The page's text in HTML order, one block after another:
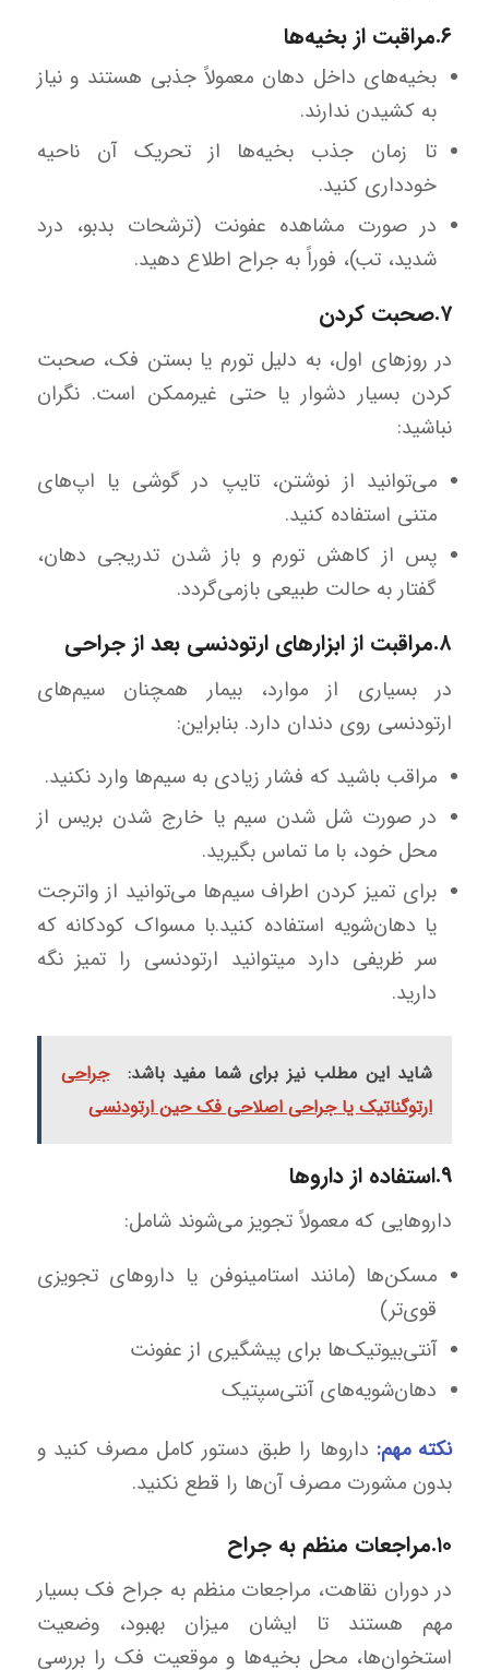
۶.مراقبت از بخیه‌ها
بخیه‌های داخل دهان معمولاً جذبی هستند و نیاز
به کشیدن ندارند.
تا زمان جذب بخیه‌ها از تحریک آن ناحیه
خودداری کنید.
در صورت مشاهده عفونت (ترشحات بدبو، درد
شدید، تب)، فوراً به جراح اطلاع دهید.
۷.صحبت کردن
در روزهای اول، به دلیل تورم یا بستن فک، صحبت
کردن بسیار دشوار یا حتی غیرممکن است. نگران
نباشید:
می‌توانید از نوشتن، تایپ در گوشی یا اپ‌های
متنی استفاده کنید.
پس از کاهش تورم و باز شدن تدریجی دهان،
گفتار به حالت طبیعی بازمی‌گردد.
۸.مراقبت از ابزارهای ارتودنسی بعد از جراحی
در بسیاری از موارد، بیمار همچنان سیم‌های
ارتودنسی روی دندان دارد. بنابراین:
مراقب باشید که فشار زیادی به سیم‌ها وارد نکنید.
در صورت شل شدن سیم یا خارج شدن بریس از
محل خود، با ما تماس بگیرید.
برای تمیز کردن اطراف سیم‌ها می‌توانید از واترجت
یا دهان‌شویه استفاده کنید.با مسواک کودکانه که
سر ظریفی دارد میتوانید ارتودنسی را تمیز نگه
دارید.
شاید این مطلب نیز برای شما مفید باشد:
جراحی
ارتوگناتیک یا جراحی اصلاحی فک حین ارتودنسی
۹.استفاده از داروها
داروهایی که معمولاً تجویز می‌شوند شامل:
مسکن‌ها (مانند استامینوفن یا داروهای تجویزی
قوی‌تر)
آنتی‌بیوتیک‌ها برای پیشگیری از عفونت
دهان‌شویه‌های آنتی‌سپتیک
نکته مهم: داروها را طبق دستور کامل مصرف کنید و
بدون مشورت مصرف آن‌ها را قطع نکنید.
۱۰.مراجعات منظم به جراح
در دوران نقاهت، مراجعات منظم به جراح فک بسیار
مهم هستند تا ایشان میزان بهبود، وضعیت
استخوان‌ها، محل بخیه‌ها و موقعیت فک را بررسی